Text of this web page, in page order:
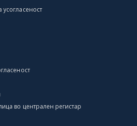
во централен регистар